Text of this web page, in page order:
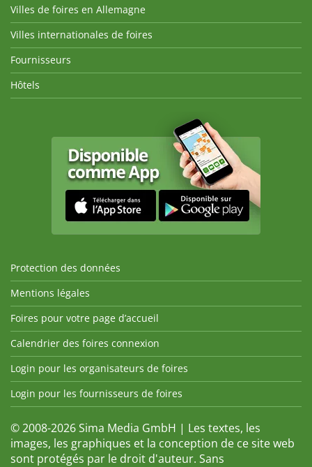
Villes de foires en Allemagne
Villes internationales de foires
Fournisseurs
Hôtels
Protection des données
Mentions légales
Foires pour votre page d’accueil
Calendrier des foires connexion
Login pour les organisateurs de foires
Login pour les fournisseurs de foires
© 2008-2026 Sima Media GmbH | Les textes, les
images, les graphiques et la conception de ce site web
sont protégés par le droit d'auteur. Sans